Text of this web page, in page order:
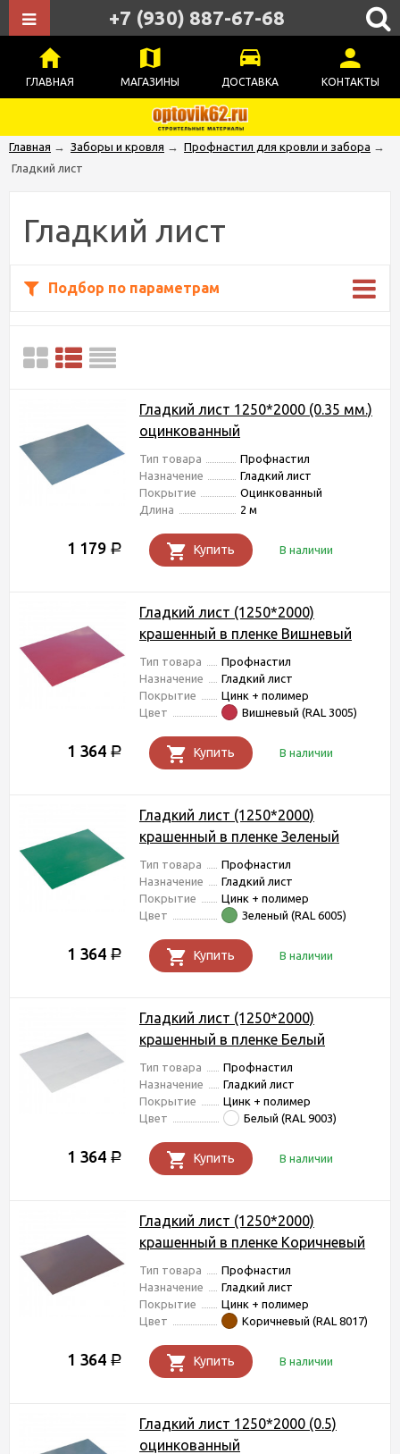
ГЛАВНАЯ МАГАЗИНЫ ДОСТАВКА КОНТАКТЫ
+7 (930) 887-67-68
Главная → Заборы и кровля → Профнастил для кровли и забора →
Гладкий лист
Гладкий лист
Подбор по параметрам
Гладкий лист 1250*2000 (0.35 мм.)
оцинкованный
Тип товара
Профнастил
Назначение
Гладкий лист
Покрытие
Оцинкованный
Длина
2 м
1 179 Р Купить В наличии
Гладкий лист (1250*2000)
крашенный в пленке Вишневый
Тип товара
Профнастил
Назначение
Гладкий лист
Покрытие
Цинк + полимер
Цвет
Вишневый (RAL 3005)
1 364 Р Купить В наличии
Гладкий лист (1250*2000)
крашенный в пленке Зеленый
Тип товара
Профнастил
Назначение
Гладкий лист
Покрытие
Цинк + полимер
Цвет
Зеленый (RAL 6005)
1 364 Р Купить В наличии
Гладкий лист (1250*2000)
крашенный в пленке Белый
Тип товара
Профнастил
Назначение
Гладкий лист
Покрытие
Цинк + полимер
Цвет
Белый (RAL 9003)
1 364 Р Купить В наличии
Гладкий лист (1250*2000)
крашенный в пленке Коричневый
Тип товара
Профнастил
Назначение
Гладкий лист
Покрытие
Цинк + полимер
Цвет
Коричневый (RAL 8017)
1 364 Р Купить В наличии
Гладкий лист 1250*2000 (0.5)
оцинкованный